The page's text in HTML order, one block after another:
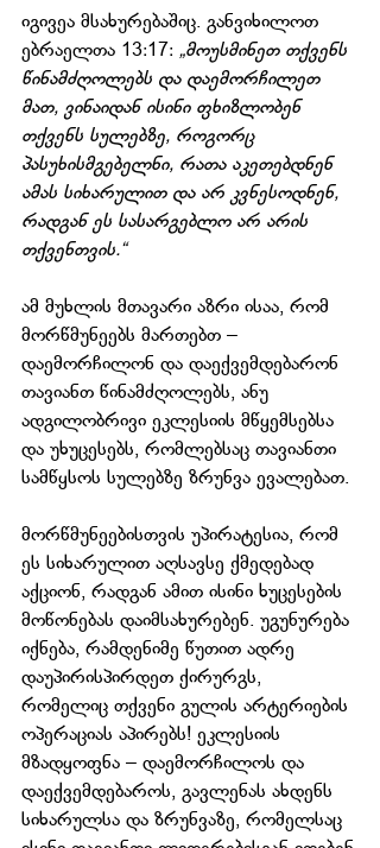
იგივეა მსახურებაშიც. განვიხილოთ
ებრაელთა 13:17: „მოუსმინეთ თქვენს
წინამძღოლებს და დაემორჩილეთ
მათ, ვინაიდან ისინი ფხიზლობენ
თქვენს სულებზე, როგორც
პასუხისმგებელნი, რათა აკეთებდნენ
ამას სიხარულით და არ კვნესოდნენ,
რადგან ეს სასარგებლო არ არის
თქვენთვის.“
ამ მუხლის მთავარი აზრი ისაა, რომ
მორწმუნეებს მართებთ –
დაემორჩილონ და დაექვემდებარონ
თავიანთ წინამძღოლებს, ანუ
ადგილობრივი ეკლესიის მწყემსებსა
და უხუცესებს, რომლებსაც თავიანთი
სამწყსოს სულებზე ზრუნვა ევალებათ.
მორწმუნეებისთვის უპირატესია, რომ
ეს სიხარულით აღსავსე ქმედებად
აქციონ, რადგან ამით ისინი ხუცესების
მოწონებას დაიმსახურებენ. უგუნურება
იქნება, რამდენიმე წუთით ადრე
დაუპირისპირდეთ ქირურგს,
რომელიც თქვენი გულის არტერიების
ოპერაციას აპირებს! ეკლესიის
მზადყოფნა – დაემორჩილოს და
დაექვემდებაროს, გავლენას ახდენს
სიხარულსა და ზრუნვაზე, რომელსაც